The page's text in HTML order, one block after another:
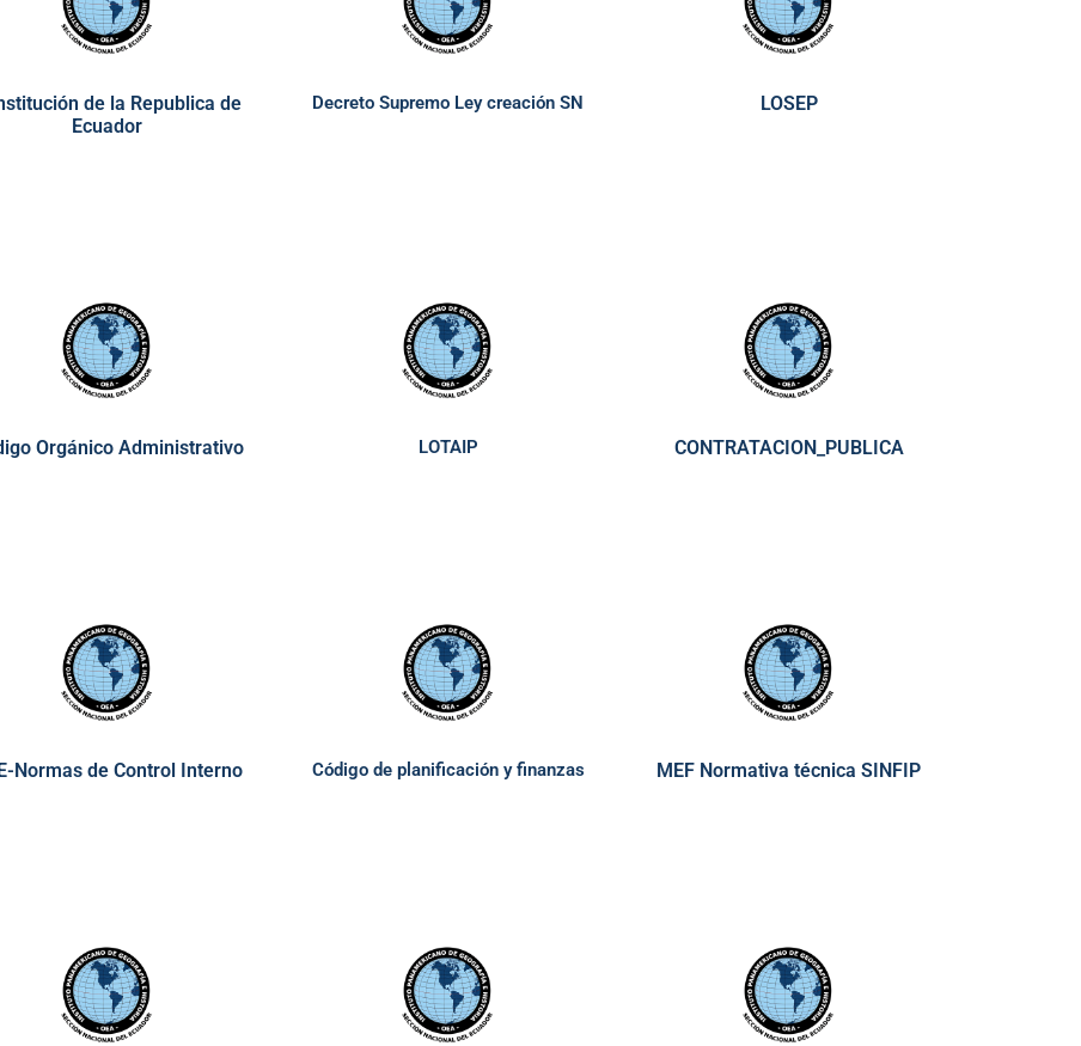
de la Republica de
Ecuador
Decreto Supremo Ley creación SN LOSEP
Orgánico Administrativo LOTAIP CONTRATACION_PUBLICA
Normas de Control Interno Código de planificación y finanzas MEF Normativa técnica SINFIP